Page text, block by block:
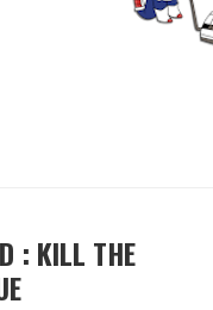
: KILL THE